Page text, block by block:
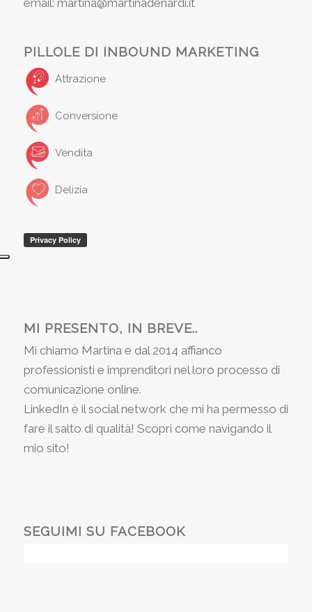
PILLOLE DI INBOUND MARKETING
Attrazione
Conversione
Vendita
Delizia
MI PRESENTO, IN BREVE..
Mi chiamo Martina e dal 2014 affianco
professionisti e imprenditori nel loro processo di
comunicazione online.
LinkedIn è il social network che mi ha permesso di
fare il salto di qualità! Scopri come navigando il
mio sito!
SEGUIMI SU FACEBOOK